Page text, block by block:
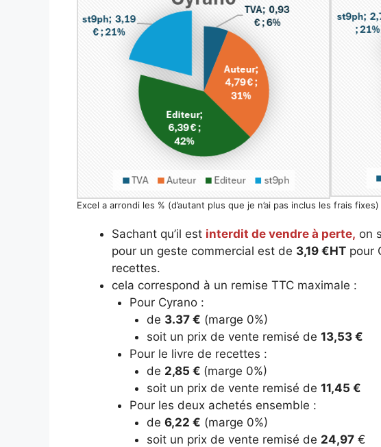
Excel a arrondi les % (d’autant plus que je n’ai pas inclus les frais
Sachant qu’il est interdit de vendre à perte, on
pour un geste commercial est de 3,19 €HT pour
recettes.
cela correspond à un remise TTC maximale :
Pour Cyrano :
de 3.37 € (marge 0%)
soit un prix de vente remisé de 13,53 €
Pour le livre de recettes :
de 2,85 € (marge 0%)
soit un prix de vente remisé de 11,45 €
Pour les deux achetés ensemble :
de 6,22 € (marge 0%)
soit un prix de vente remisé de 24,97 €